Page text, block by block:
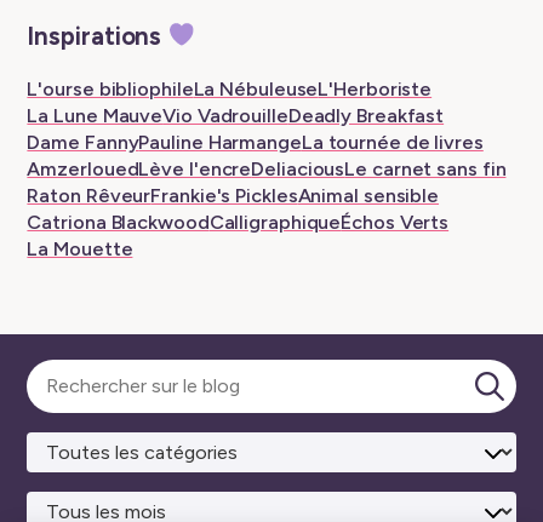
tabtab New
tab
tab
Inspirations
L'ourse bibliophileLa NébuleuseL'Herboriste
La Lune MauveVio VadrouilleDeadly Breakfast
Dame FannyPauline HarmangeLa tournée de livres
AmzerlouedLève l'encreDeliaciousLe carnet sans fin
Raton RêveurFrankie's PicklesAnimal sensible
Catriona BlackwoodCalligraphiqueÉchos Verts
La Mouette
la
Sélectionner
une